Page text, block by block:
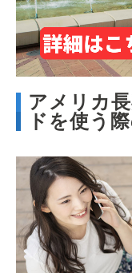
アメリカ
ドを使う